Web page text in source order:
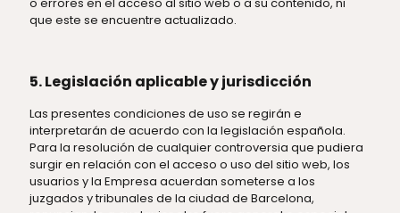
que este se encuentre actualizado.
5. Legislación aplicable y jurisdicción
Las presentes condiciones de uso se regirán e
interpretarán de acuerdo con la legislación española.
Para la resolución de cualquier controversia que pudiera
surgir en relación con el acceso o uso del sitio web, los
usuarios y la Empresa acuerdan someterse a los
juzgados y tribunales de la ciudad de Barcelona,